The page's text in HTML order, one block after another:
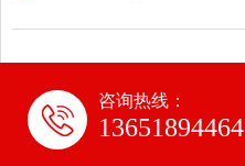
咨询热线：
13651894464